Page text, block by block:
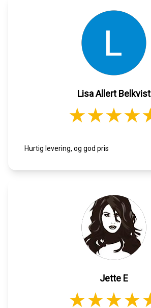
Lisa Allert Belkvist
Hurtig levering, og god pris
Jette E